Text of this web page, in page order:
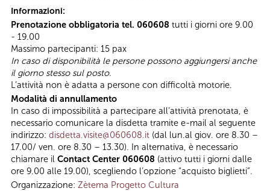
Informazioni:
Prenotazione obbligatoria tel. 060608 tutti i giorni ore 9.00
- 19.00
Massimo partecipanti: 15 pax
In caso di disponibilità le persone possono aggiungersi anche
il giorno stesso sul posto.
L’attività non è adatta a persone con difficoltà motorie.
Modalità di annullamento
In caso di impossibilità a partecipare all’attività prenotata, è
necessario comunicare la disdetta tramite e-mail al seguente
indirizzo: disdetta.visite@060608.it (dal lun.al giov. ore 8.30 –
17.00/ ven. ore 8.30 – 13.30). In alternativa, è necessario
chiamare il Contact Center 060608 (attivo tutti i giorni dalle
ore 9.00 alle 19.00), scegliendo l’opzione “acquisto biglietti”.
Organizzazione: Zètema Progetto Cultura